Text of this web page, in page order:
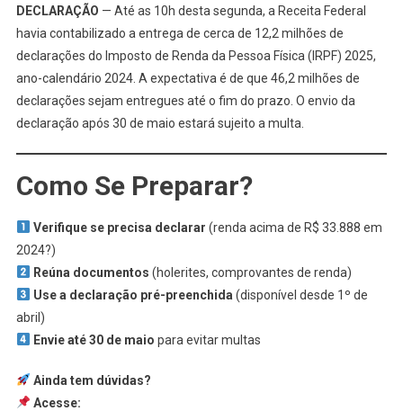
DECLARAÇÃO — Até as 10h desta segunda, a Receita Federal
havia contabilizado a entrega de cerca de 12,2 milhões de
declarações do Imposto de Renda da Pessoa Física (IRPF) 2025,
ano-calendário 2024. A expectativa é de que 46,2 milhões de
declarações sejam entregues até o fim do prazo. O envio da
declaração após 30 de maio estará sujeito a multa.
Como Se Preparar?
Verifique se precisa declarar (renda acima de R$ 33.888 em
2024?)
Reúna documentos (holerites, comprovantes de renda)
Use a declaração pré-preenchida (disponível desde 1º de
abril)
Envie até 30 de maio para evitar multas
Ainda tem dúvidas?
Acesse: